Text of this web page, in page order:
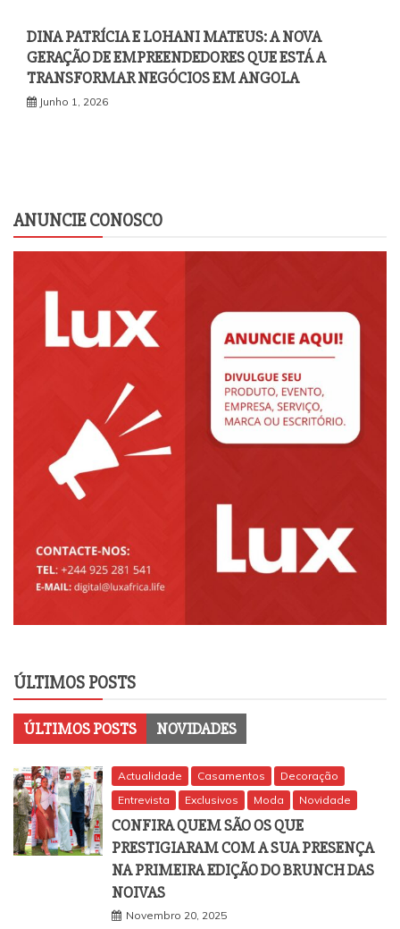
DINA PATRÍCIA E LOHANI MATEUS: A NOVA
GERAÇÃO DE EMPREENDEDORES QUE ESTÁ A
TRANSFORMAR NEGÓCIOS EM ANGOLA
Junho 1, 2026
ANUNCIE CONOSCO
ÚLTIMOS POSTS
ÚLTIMOS POSTS NOVIDADES
Actualidade Casamentos
Decoração
Entrevista
Exclusivos Moda Novidade
CONFIRA QUEM SÃO OS QUE
PRESTIGIARAM COM A SUA PRESENÇA
NA PRIMEIRA EDIÇÃO DO BRUNCH DAS
NOIVAS
Novembro 20, 2025